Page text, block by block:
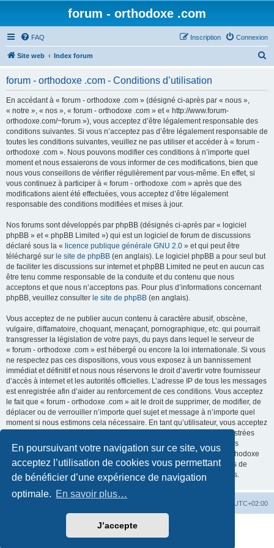
En poursuivant votre navigation sur ce site, vous
acceptez l’utilisation de cookies vous permettant
de bénéficier d’une expérience de navigation
optimale. En savoir plus…
J’accepte
forum - orthodoxe .com
FAQ Connexion
Inscription
Site web Index forum
forum - orthodoxe .com - Conditions d’utilisation
En accédant à « forum - orthodoxe .com » (désigné ci-après par « nous »,
« notre », « nos », « forum - orthodoxe .com » et « http://www.forum-
orthodoxe.com/~forum »), vous acceptez d’être légalement responsable des
conditions suivantes. Si vous n’acceptez pas d’être légalement responsable de
toutes les conditions suivantes, veuillez ne pas utiliser et accéder à « forum -
orthodoxe .com ». Nous pouvons modifier ces conditions à n’importe quel
moment et nous essaierons de vous informer de ces modifications, bien que
nous vous conseillons de vérifier régulièrement par vous-même. En effet, si
vous continuez à participer à « forum - orthodoxe .com » après que des
modifications aient été effectuées, vous acceptez d’être légalement
responsable des conditions modifiées et mises à jour.
Nos forums sont développés par phpBB (désignés ci-après par « logiciel
phpBB » et « phpBB Limited ») qui est un logiciel de forum de discussions
déclaré sous la « licence publique générale GNU 2.0 » et qui peut être
téléchargé sur le site de phpBB (en anglais). Le logiciel phpBB a pour seul but
de faciliter les discussions sur internet et phpBB Limited ne peut en aucun cas
être tenu comme responsable de la conduite et du contenu que nous
acceptons et que nous n’acceptons pas. Pour plus d’informations concernant
phpBB, veuillez consulter le site de phpBB (en anglais).
Vous acceptez de ne publier aucun contenu à caractère abusif, obscène,
vulgaire, diffamatoire, choquant, menaçant, pornographique, etc. qui pourrait
transgresser la législation de votre pays, du pays dans lequel le serveur de
« forum - orthodoxe .com » est hébergé ou encore la loi internationale. Si vous
ne respectez pas ces dispositions, vous vous exposez à un bannissement
immédiat et définitif et nous nous réservons le droit d’avertir votre fournisseur
d’accès à internet et les autorités officielles. L’adresse IP de tous les messages
est enregistrée afin d’aider au renforcement de ces conditions. Vous acceptez
le fait que « forum - orthodoxe .com » ait le droit de supprimer, de modifier, de
déplacer ou de verrouiller n’importe quel sujet et message à n’importe quel
moment si nous estimons cela nécessaire. En tant qu’utilisateur, vous acceptez
que toutes les informations que vous avez renseignées soient enregistrées
dans notre base de données. Bien que ces informations ne seront pas
diffusées à une tierce partie sans votre consentement, ni « forum - orthodoxe
.com », ni phpBB, ne pourront être tenus comme responsables en cas de
tentative de piratage informatique visant à compromettre vos données.
UTC+02:00
phpBB® Forum Software © phpBB Limited
©